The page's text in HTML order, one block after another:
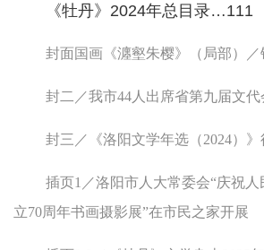
《牡丹》2024年总目录…111
封面国画《瀍壑朱樱》（局部）／
封二／我市44人出席省第九届文代
封三／《洛阳文学年选（2024）
插页1／洛阳市人大常委会“庆祝
立70周年书画摄影展”在市民之家开展